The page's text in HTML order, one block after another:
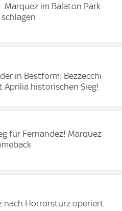
Marquez im Balaton Park
in Bestform: Bezzecchi
Aprilia historischen Sieg!
für Fernandez! Marquez
nach Horrorsturz operiert